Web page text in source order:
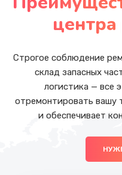
Строгое соблюдение
склад запасных
логистика — все
отремонтировать вашу
и обеспечивает